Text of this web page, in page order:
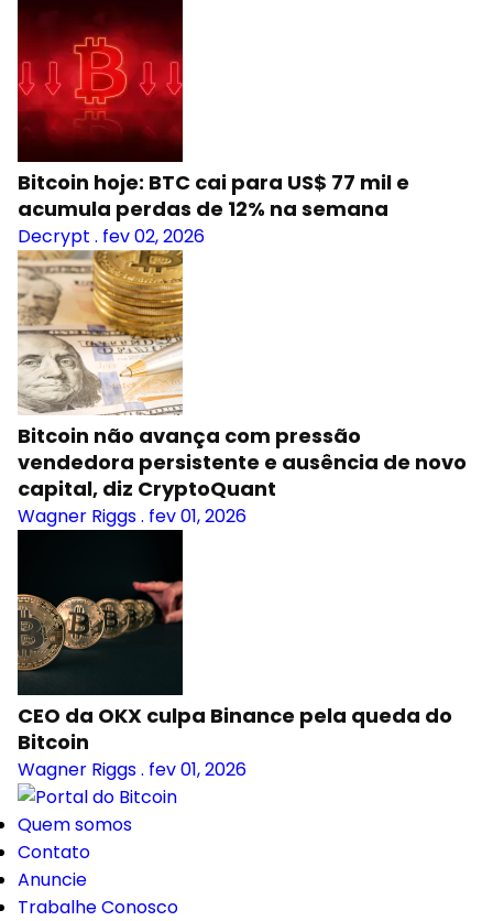
Bitcoin hoje: BTC cai para US$ 77 mil e
acumula perdas de 12% na semana
Decrypt . fev 02, 2026
Bitcoin não avança com pressão
vendedora persistente e ausência de novo
capital, diz CryptoQuant
Wagner Riggs. fev 01, 2026
CEO da OKX culpa Binance pela queda do
Bitcoin
Wagner Riggs. fev 01, 2026
Quem somos
Contato
Anuncie
Trabalhe Conosco